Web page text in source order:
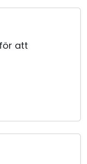
att